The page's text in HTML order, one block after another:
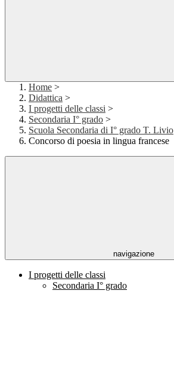
Home >
Didattica >
I progetti delle classi >
Secondaria I° grado >
Scuola Secondaria di I° grado T. Livio
Concorso di poesia in lingua francese
navigazione
I progetti delle classi
Secondaria I° grado